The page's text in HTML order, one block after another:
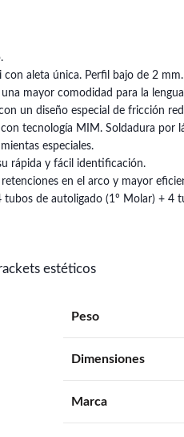
aleta única. Perfil bajo de 2 mm.
mayor comodidad para la
un diseño especial de fricción
tecnología MIM. Soldadura por
especiales.
rápida y fácil identificación.
en el arco y mayor
de autoligado (1º Molar) + 4
estéticos
Peso
Dimensiones
Marca